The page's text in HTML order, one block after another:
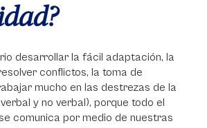
desarrollar la fácil adaptación, la
conflictos, la toma de
mucho en las destrezas de la
y no verbal), porque todo el
comunica por medio de nuestras